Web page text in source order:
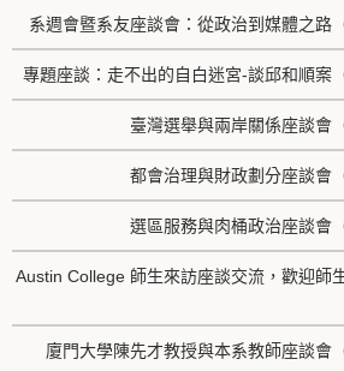
系週會暨系友座談會：從政治到媒體之路
專題座談：走不出的自白迷宮-談邱和順案
臺灣選舉與兩岸關係座談會
都會治理與財政劃分座談會
選區服務與肉桶政治座談會
Austin College 師生來訪座談交流，歡迎師
廈門大學陳先才教授與本系教師座談會